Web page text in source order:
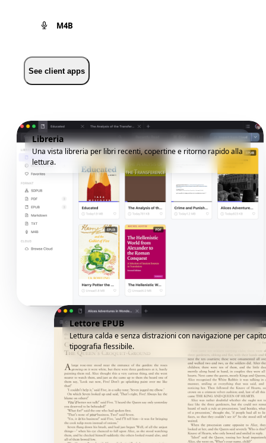
M4B
See client apps
Libreria
Una vista libreria per libri recenti, copertine e ritorno rapido alla
lettura.
Lettore EPUB
Lettura calda e senza distrazioni con navigazione per
tipografia flessibile.